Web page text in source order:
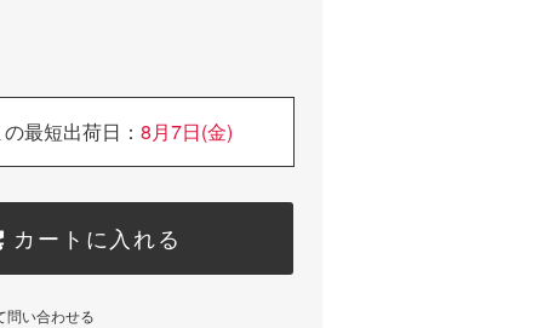
最短出荷日： 8月7日(金)
カートに入れる
問い合わせる